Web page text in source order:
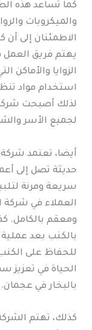
كما تساعد هذه
والميكروبات
الاطمئنان إلى
يهتم فريق
الزوايا والأماكن
استخدام مواد
لذلك أصبحت
لجميع الأسر
أيضا، تعتمد
حديثة تصل إلى
سريعة ومرنة
العملاء في
ومعقم بالكامل.
بالكنب بعد عملية
للحفاظ على
الحياة في
بالبخار في عجمان.
كذلك، تهتم